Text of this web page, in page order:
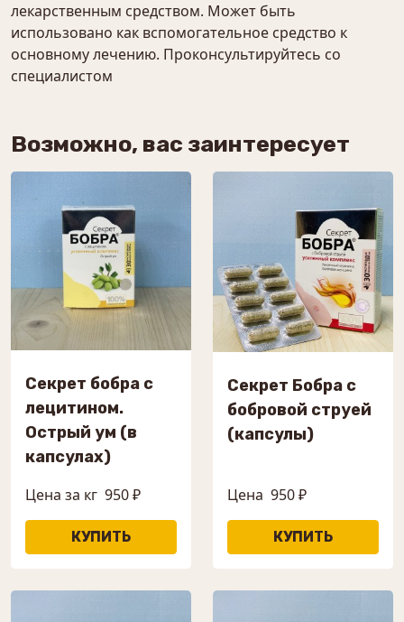
лекарственным средством. Может быть
использовано как вспомогательное средство к
основному лечению. Проконсультируйтесь со
специалистом
Возможно, вас заинтересует
Секрет бобра с
лецитином.
Острый ум (в
капсулах)
Цена за кг 950 ₽
Секрет Бобра с
бобровой струей
(капсулы)
Цена 950 ₽